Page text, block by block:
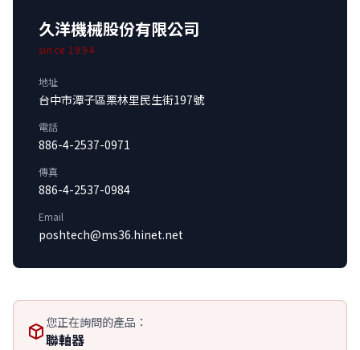
久洋機械股份有限公司
since 1994
地址
台中市潭子區栗林里民生街197號
電話
886-4-2537-0971
傳真
886-4-2537-0984
Email
poshtech@ms36.hinet.net
您正在詢問的產品：
聯軸器